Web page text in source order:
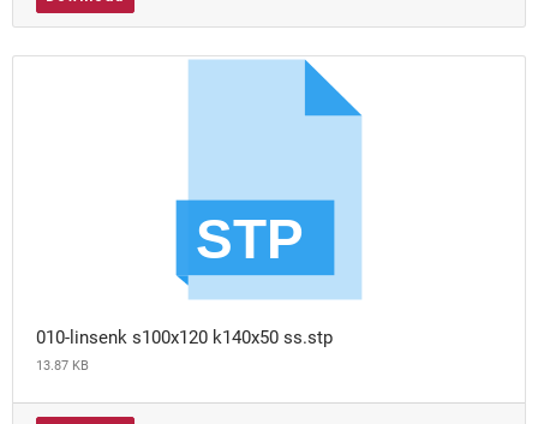
010-linsenk s100x120 k140x50 ss.stp
13.87 KB